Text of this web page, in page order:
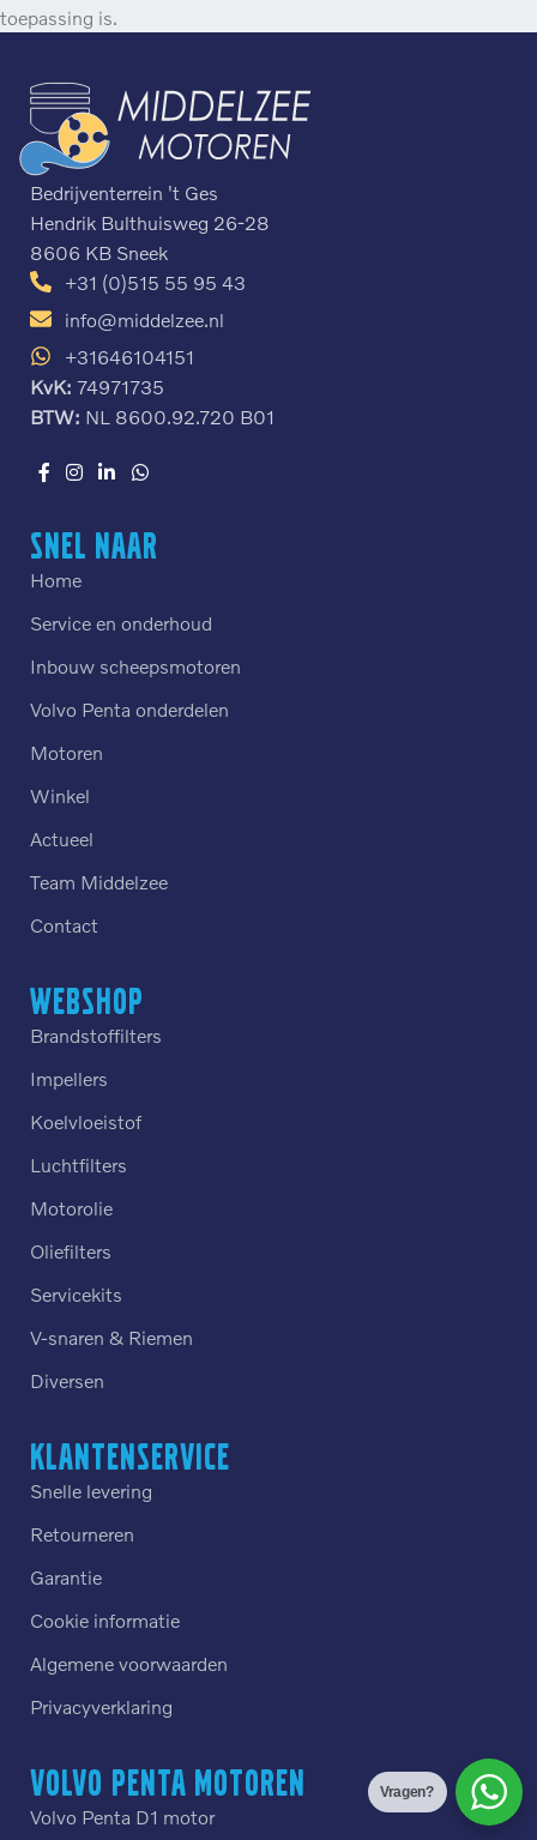
toepassing is.
Bedrijventerrein 't Ges
Hendrik Bulthuisweg 26-28
8606 KB Sneek
+31 (0)515 55 95 43
info@middelzee.nl
+31646104151
KvK: 74971735
BTW: NL 8600.92.720 B01
Snel naar
Home
Service en onderhoud
Inbouw scheepsmotoren
Volvo Penta onderdelen
Motoren
Winkel
Actueel
Team Middelzee
Contact
Webshop
Brandstoffilters
Impellers
Koelvloeistof
Luchtfilters
Motorolie
Oliefilters
Servicekits
V-snaren & Riemen
Diversen
Klantenservice
Snelle levering
Retourneren
Garantie
Cookie informatie
Algemene voorwaarden
Privacyverklaring
Volvo Penta motoren
Volvo Penta D1 motor
Vragen?